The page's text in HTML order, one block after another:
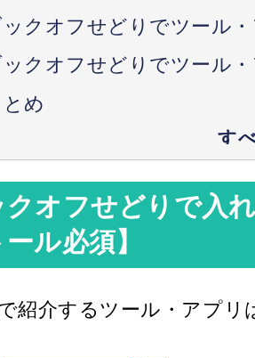
ックオフせどりでツール
ックオフせどりでツール
とめ
クオフせどりで入
ル必須】
紹介するツール・アプリ